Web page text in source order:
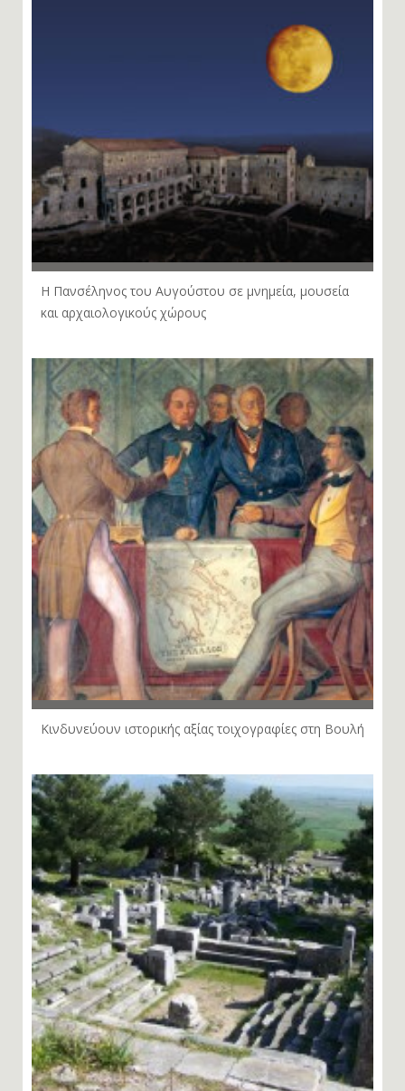
Η Πανσέληνος του Αυγούστου σε μνημεία, μουσεία
και αρχαιολογικούς χώρους
Κινδυνεύουν ιστορικής αξίας τοιχογραφίες στη Βουλή